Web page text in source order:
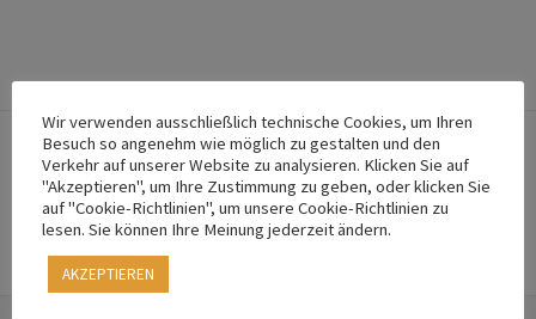
Wir verwenden ausschließlich technische Cookies, um Ihren
Besuch so angenehm wie möglich zu gestalten und den
Verkehr auf unserer Website zu analysieren. Klicken Sie auf
"Akzeptieren", um Ihre Zustimmung zu geben, oder klicken Sie
auf "Cookie-Richtlinien", um unsere Cookie-Richtlinien zu
lesen. Sie können Ihre Meinung jederzeit ändern.
AKZEPTIEREN